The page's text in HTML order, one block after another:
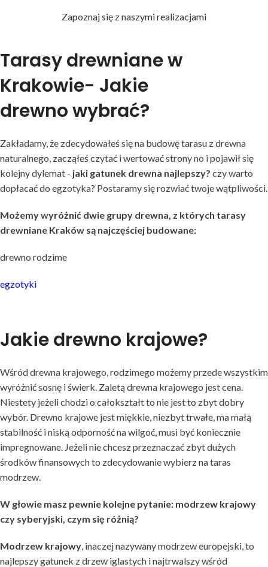
Zapoznaj się z naszymi realizacjami
Tarasy drewniane w
Krakowie- Jakie
drewno wybrać?
Zakładamy, że zdecydowałeś się na budowę tarasu z drewna
naturalnego, zacząłeś czytać i wertować strony no i pojawił się
kolejny dylemat - jaki gatunek drewna najlepszy? czy warto
dopłacać do egzotyka? Postaramy się rozwiać twoje wątpliwości.
Możemy wyróżnić dwie grupy drewna, z których tarasy
drewniane Kraków są najczęściej budowane:
drewno rodzime
egzotyki
Jakie drewno krajowe?
Wśród drewna krajowego, rodzimego możemy przede wszystkim
wyróżnić sosnę i świerk. Zaletą drewna krajowego jest cena.
Niestety jeżeli chodzi o całokształt to nie jest to zbyt dobry
wybór. Drewno krajowe jest miękkie, niezbyt trwałe, ma małą
stabilność i niską odporność na wilgoć, musi być koniecznie
impregnowane. Jeżeli nie chcesz przeznaczać zbyt dużych
środków finansowych to zdecydowanie wybierz na taras
modrzew.
W głowie masz pewnie kolejne pytanie: modrzew krajowy
czy syberyjski, czym się różnią?
Modrzew krajowy, inaczej nazywany modrzew europejski, to
najlepszy gatunek z drzew iglastych i najtrwalszy wśród